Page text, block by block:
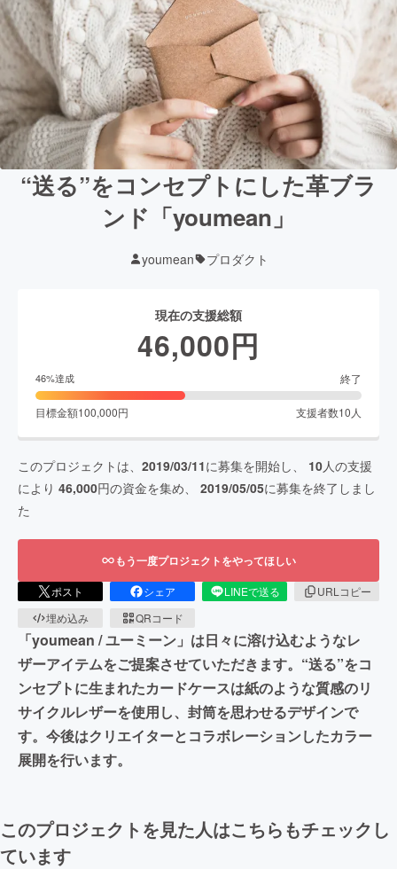
“送る”をコンセプトにした革ブラ
ンド「youmean」
youmean プロダクト
現在の支援総額
46,000円
46%達成 終了
目標金額100,000円 支援者数10 人
このプロジェクトは、 2019/03/11に募集を開始し、 10人の支援
により 46,000円の資金を集め、 2019/05/05に募集を終了しまし
た
もう一度プロジェクトをやってほしい
ポスト シェア LINEで送る
URLコピー
埋め込み
QRコード
「youmean / ユーミーン」は日々に溶け込むようなレ
ザーアイテムをご提案させていただきます。“送る”をコ
ンセプトに生まれたカードケースは紙のような質感のリ
サイクルレザーを使用し、封筒を思わせるデザインで
す。今後はクリエイターとコラボレーションしたカラー
展開を行います。
このプロジェクトを見た人はこちらもチェックし
ています